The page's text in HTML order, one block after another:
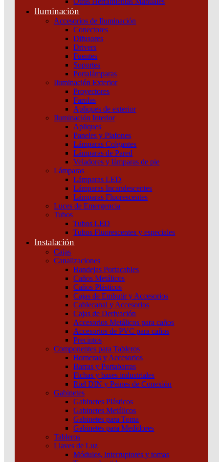
Iluminación
Accesorios de Iluminación
Conectores
Difusores
Drivers
Fuentes
Soportes
Portalámparas
Iluminación Exterior
Proyectores
Farolas
Apliques de exterior
Iluminación Interior
Apliques
Paneles y Plafones
Lámparas Colgantes
Lámparas de Pared
Veladores y lámparas de pie
Lámparas
Lámparas LED
Lámparas Incandescentes
Lámparas Fluorescentes
Luces de Emergencia
Tubos
Tubos LED
Tubos Fluorescentes y especiales
Instalación
Cajas
Canalizaciones
Bandejas Portacables
Caños Metálicos
Caños Plásticos
Cajas de Embutir y Accesorios
Cablecanal y Accesorios
Cajas de Derivación
Accesorios Metálicos para caños
Accesorios de PVC para caños
Precintos
Componentes para Tableros
Borneras y Accesorios
Barras y Portabarras
Fichas y bases industriales
Riel DIN y Peines de Conexión
Gabinetes
Gabinetes Plásticos
Gabinetes Metálicos
Gabinetes para Toma
Gabinetes para Medidores
Tableros
Llaves de Luz
Módulos, interruptores y tomas
Productos relacionados